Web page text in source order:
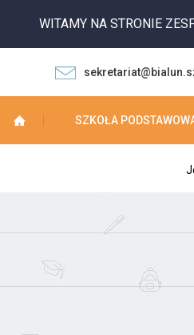
WITAMY NA STRONIE
SZKOŁA